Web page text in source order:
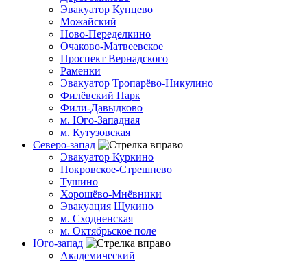
Эвакуатор Кунцево
Можайский
Ново-Переделкино
Очаково-Матвеевское
Проспект Вернадского
Раменки
Эвакуатор Тропарёво-Никулино
Филёвский Парк
Фили-Давыдково
м. Юго-Западная
м. Кутузовская
Северо-запад
Эвакуатор Куркино
Покровское-Стрешнево
Тушино
Хорошёво-Мнёвники
Эвакуация Щукино
м. Сходненская
м. Октябрьское поле
Юго-запад
Академический